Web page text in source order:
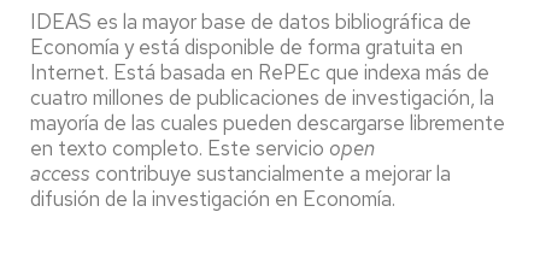
IDEAS es la mayor base de datos bibliográfica de
Economía y está disponible de forma gratuita en
Internet. Está basada en RePEc que indexa más de
cuatro millones de publicaciones de investigación, la
mayoría de las cuales pueden descargarse libremente
en texto completo. Este servicio open
access contribuye sustancialmente a mejorar la
difusión de la investigación en Economía.